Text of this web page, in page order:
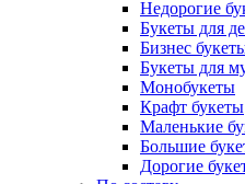
Недорогие
Букеты для
Бизнес
Букеты для
Монобукеты
Крафт букеты
Маленькие
Большие
Дорогие